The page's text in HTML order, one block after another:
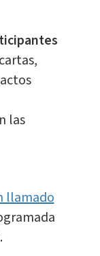
las
llamado
.